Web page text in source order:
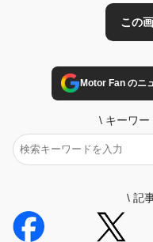
Motor Fan のニ
\ キーワー
\ 記